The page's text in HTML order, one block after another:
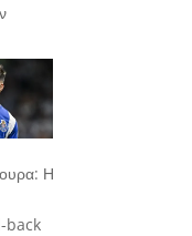
Η
back